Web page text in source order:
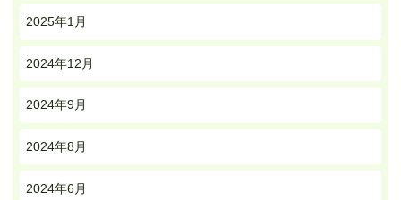
2025年1月
2024年12月
2024年9月
2024年8月
2024年6月